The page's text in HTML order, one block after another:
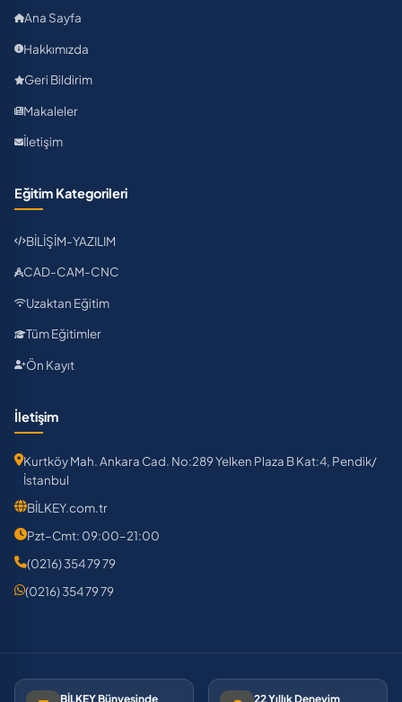
Ana Sayfa
Hakkımızda
Geri Bildirim
Makaleler
İletişim
Eğitim Kategorileri
BİLİŞİM-YAZILIM
CAD-CAM-CNC
Uzaktan Eğitim
Tüm Eğitimler
Ön Kayıt
İletişim
Kurtköy Mah. Ankara Cad. No:289 Yelken Plaza B Kat:4, Pendik/
İstanbul
BİLKEY.com.tr
Pzt–Cmt: 09:00–21:00
(0216) 354 79 79
(0216) 354 79 79
BİLKEY Bünyesinde 22 Yıllık Deneyim